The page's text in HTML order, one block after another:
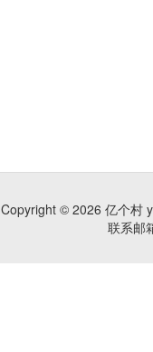
Copyright © 2026 亿个村
联系邮